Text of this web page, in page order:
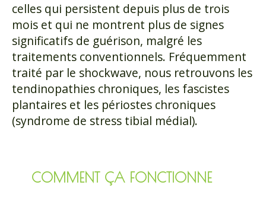
celles qui persistent depuis plus de trois
mois et qui ne montrent plus de signes
significatifs de guérison, malgré les
traitements conventionnels. Fréquemment
traité par le shockwave, nous retrouvons les
tendinopathies chroniques, les fascistes
plantaires et les périostes chroniques
(syndrome de stress tibial médial).
COMMENT ÇA FONCTIONNE